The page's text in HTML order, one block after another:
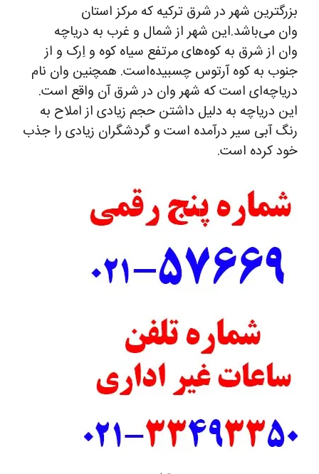
بزرگترین شهر در شرق ترکیه که مرکز استان
وان می‌باشد.این شهر از شمال و غرب به دریاچه
وان از شرق به کوه‌های مرتفع سیاه کوه و اِرک و از
جنوب به کوه آرتوس چسبیده‌است. همچنین وان نام
دریاچه‌ای است که شهر وان در شرق آن واقع است.
این دریاچه به دلیل داشتن حجم زیادی از املاح به
رنگ آبی سیر درآمده است و گردشگران زیادی را جذب
خود کرده است.